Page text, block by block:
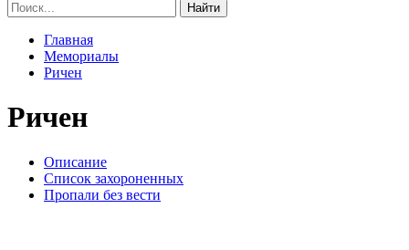
Найти
Главная
Мемориалы
Ричен
Ричен
Oписание
Список захороненных
Пропали без вести